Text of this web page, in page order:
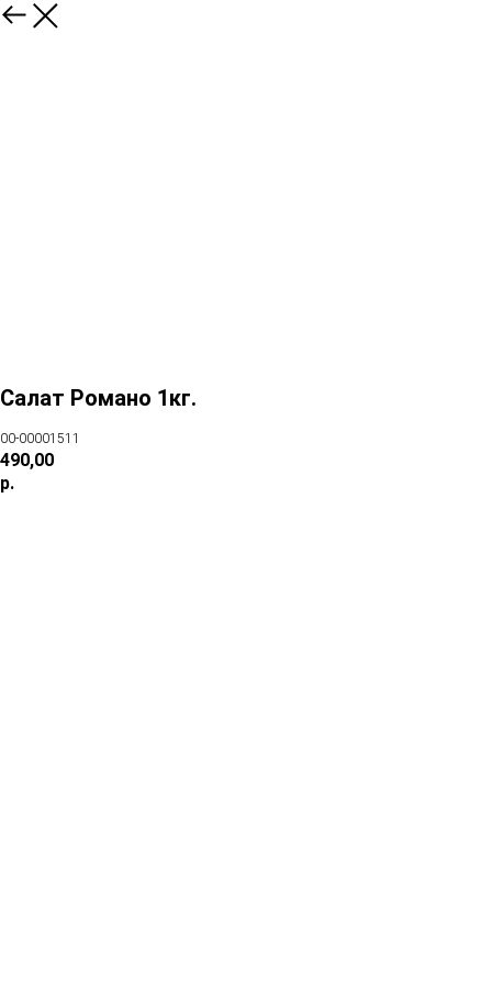
Салат Романо 1кг.
00-00001511
490,00
р.